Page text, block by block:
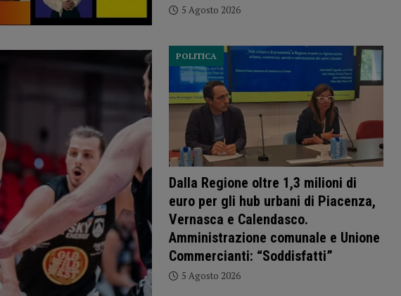
5 Agosto 2026
Dalla Regione oltre 1,3 milioni di
euro per gli hub urbani di Piacenza,
Vernasca e Calendasco.
Amministrazione comunale e Unione
Commercianti: “Soddisfatti”
POLITICA
5 Agosto 2026